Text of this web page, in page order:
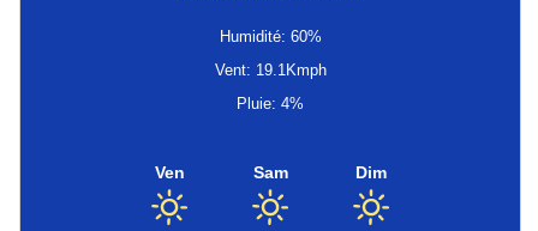
Humidité: 60%
Vent: 19.1Kmph
Pluie: 4%
Ven Sam Dim